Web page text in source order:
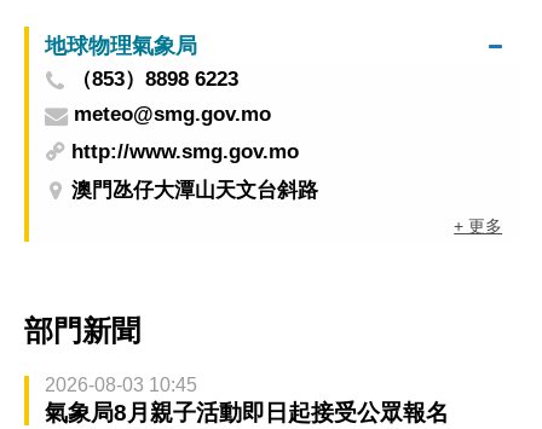
地球物理氣象局
（853）8898 6223
meteo@smg.gov.mo
http://www.smg.gov.mo
澳門氹仔大潭山天文台斜路
+ 更多
部門新聞
2026-08-03 10:45
氣象局8月親子活動即日起接受公眾報名